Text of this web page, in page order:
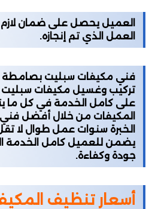
العميل يحصل على ضمان لازم
العمل الذي تم إنجازه.
فني مكيفات سبليت بصامطة
تركيب وغسيل مكيفات
على كامل الخدمة في كل ما
المكيفات من خلال أفضل
يضمن للعميل كامل الخدمة
جودة وكفاءة.
أسعار تنظيف